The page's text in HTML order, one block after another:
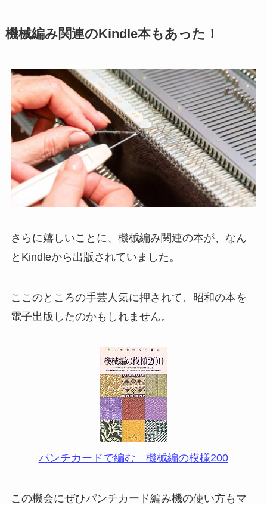
機械編み関連のKindle本もあった！
さらに嬉しいことに、機械編み関連の本が、なん
とKindleから出版されていました。
ここのところの手芸人気に押されて、昭和の本を
電子出版したのかもしれません。
パンチカードで編む 機械編の模様200
この機会にぜひパンチカード編み機の使い方もマ